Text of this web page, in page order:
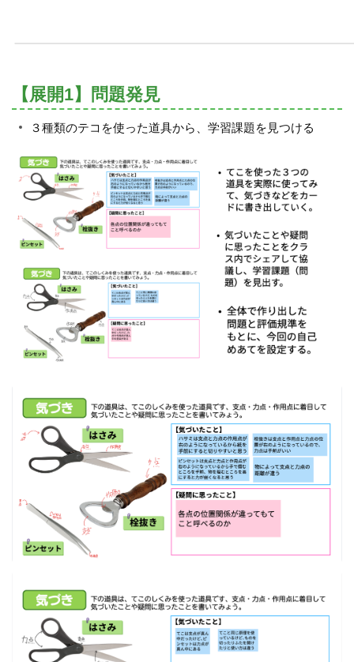
【展開1】問題発見
３種類のテコを使った道具から、学習課題を見つける